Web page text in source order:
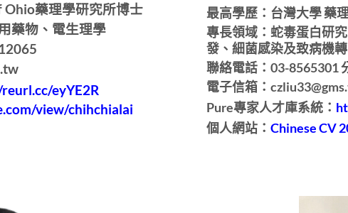
Ohio藥理學研究所博士
藥物、電生理學
eyYE2R
view/chihchialai
最高學歷：台灣大學 藥
專長領域：蛇毒蛋白研
發、細菌感染及致病機轉
聯絡電話：03-8565301
電子信箱：
Pure專家人才庫系統：
個人網站： Chinese CV